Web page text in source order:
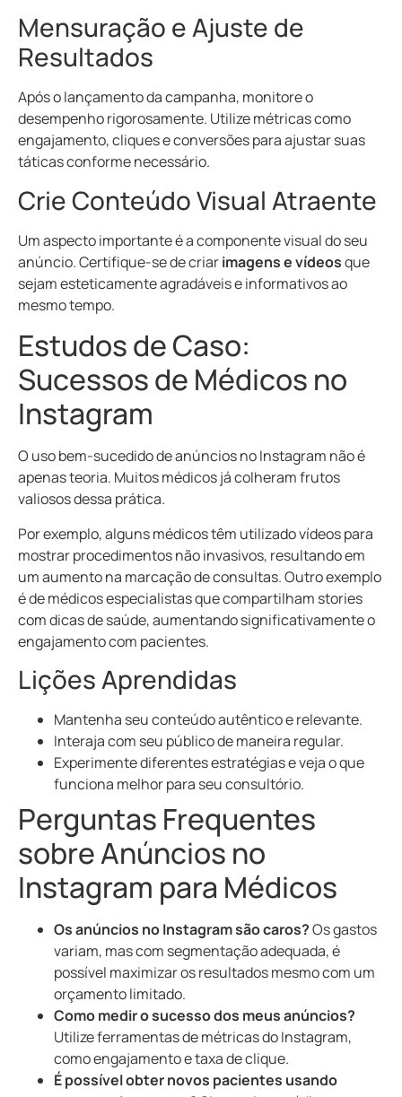
Mensuração e Ajuste de
Resultados
Após o lançamento da campanha, monitore o
desempenho rigorosamente. Utilize métricas como
engajamento, cliques e conversões para ajustar suas
táticas conforme necessário.
Crie Conteúdo Visual Atraente
Um aspecto importante é a componente visual do seu
anúncio. Certifique-se de criarimagens e vídeosque
sejam esteticamente agradáveis e informativos ao
mesmo tempo.
Estudos de Caso:
Sucessos de Médicos no
Instagram
O uso bem-sucedido de anúncios no Instagram não é
apenas teoria. Muitos médicos já colheram frutos
valiosos dessa prática.
Por exemplo, alguns médicos têm utilizado vídeos para
mostrar procedimentos não invasivos, resultando em
um aumento na marcação de consultas. Outro exemplo
é de médicos especialistas que compartilham stories
com dicas de saúde, aumentando significativamente o
engajamento com pacientes.
Lições Aprendidas
Mantenha seu conteúdo autêntico e relevante.
Interaja com seu público de maneira regular.
Experimente diferentes estratégias e veja o que
funciona melhor para seu consultório.
Perguntas Frequentes
sobre Anúncios no
Instagram para Médicos
Os anúncios no Instagram são caros?Os gastos
variam, mas com segmentação adequada, é
possível maximizar os resultados mesmo com um
orçamento limitado.
Como medir o sucesso dos meus anúncios?
Utilize ferramentas de métricas do Instagram,
como engajamento e taxa de clique.
É possível obter novos pacientes usando